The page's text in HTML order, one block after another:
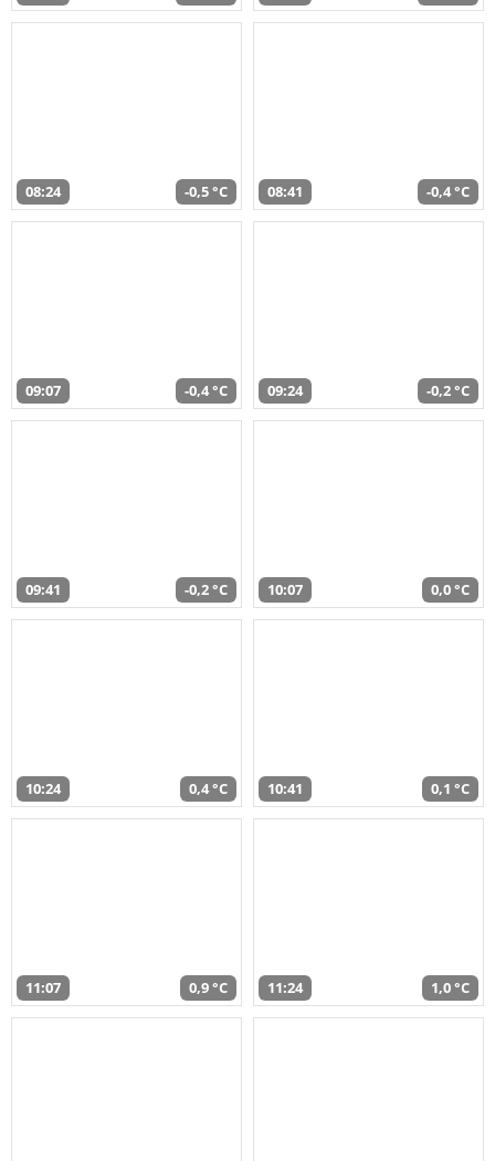
08:24 -0,5 °C 08:41 -0,4 °C
09:07 -0,4 °C 09:24 -0,2 °C
09:41 -0,2 °C 10:07 0,0 °C
10:24 0,4 °C 10:41 0,1 °C
11:07 0,9 °C 11:24 1,0 °C